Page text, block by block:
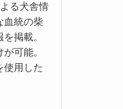
る犬舎情
血統の柴
掲載。
可能。
使用した